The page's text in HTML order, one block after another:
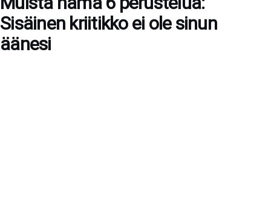
Sisäinen kriitikko ei ole sinun
äänesi